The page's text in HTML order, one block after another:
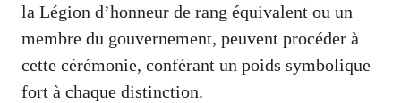
la Légion d’honneur de rang équivalent ou un
membre du gouvernement, peuvent procéder à
cette cérémonie, conférant un poids symbolique
fort à chaque distinction.